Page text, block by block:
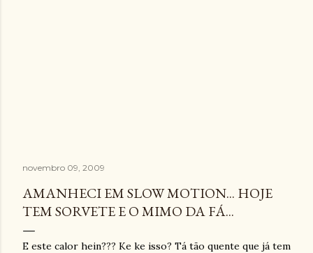
novembro 09, 2009
AMANHECI EM SLOW MOTION... HOJE
TEM SORVETE E O MIMO DA FÁ...
E este calor hein??? Ke ke isso? Tá tão quente que já tem